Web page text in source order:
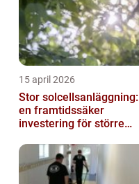
15 april 2026
Stor solcellsanläggning:
en framtidssäker
investering för större